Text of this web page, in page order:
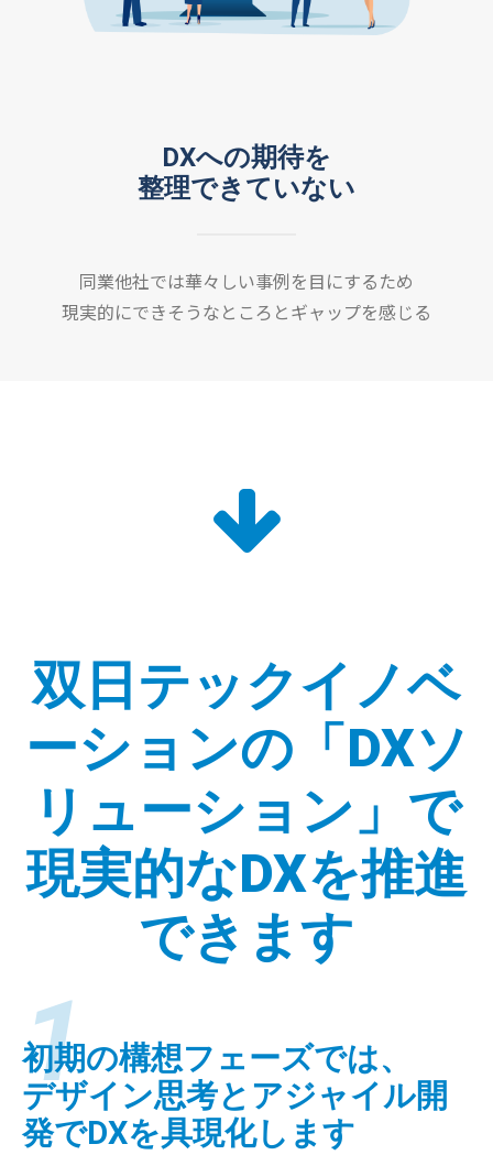
DXへの期待を
整理できていない
同業他社では華々しい事例を目にするため
現実的にできそうなところとギャップを感じる
双日テックイノベ
ーションの「DXソ
リューション」で
現実的なDXを推進
できます
1
初期の構想フェーズでは、
デザイン思考とアジャイル開
発でDXを具現化します